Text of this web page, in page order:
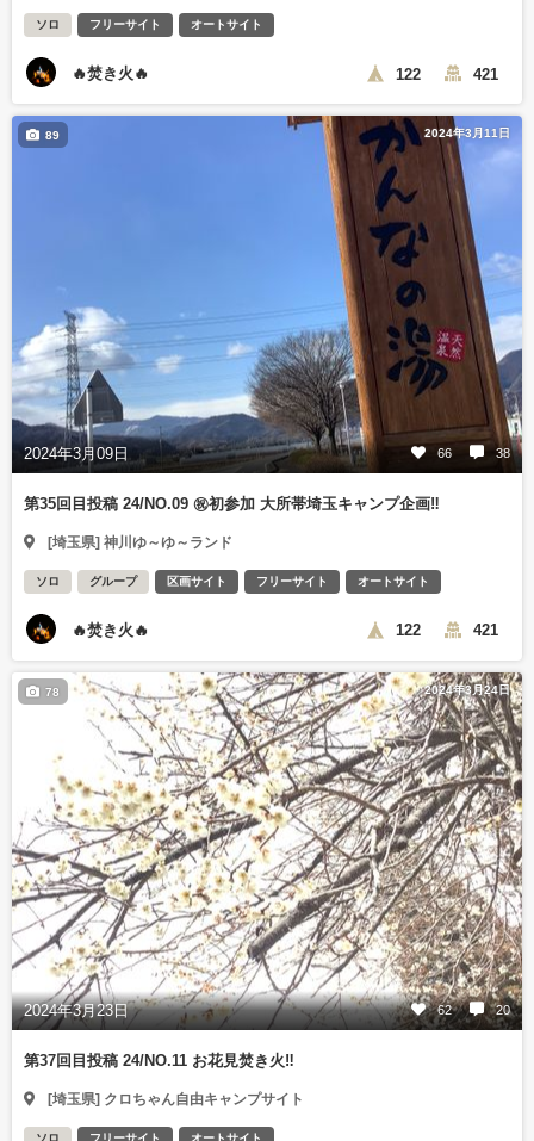
ソロ フリーサイト オートサイト
🔥焚き火🔥 122 421
2024年3月11日
2024年3月09日 66 38
89
第35回目投稿 24/NO.09 ㊗️初参加 大所帯埼玉キャンプ企画‼️
[埼玉県] 神川ゆ～ゆ～ランド
ソロ グループ 区画サイト フリーサイト オートサイト
🔥焚き火🔥 122 421
2024年3月24日
2024年3月23日 62 20
78
第37回目投稿 24/NO.11 お花見焚き火‼️
[埼玉県] クロちゃん自由キャンプサイト
ソロ フリーサイト オートサイト